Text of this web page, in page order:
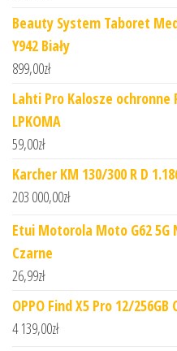
Beauty System Taboret
Y942 Biały
899,00zł
Lahti Pro Kalosze ochronne
LPKOMA
59,00zł
Karcher KM 130/300 R D
203 000,00zł
Etui Motorola Moto G62 5G
Czarne
26,99zł
OPPO Find X5 Pro 12/256GB
4 139,00zł